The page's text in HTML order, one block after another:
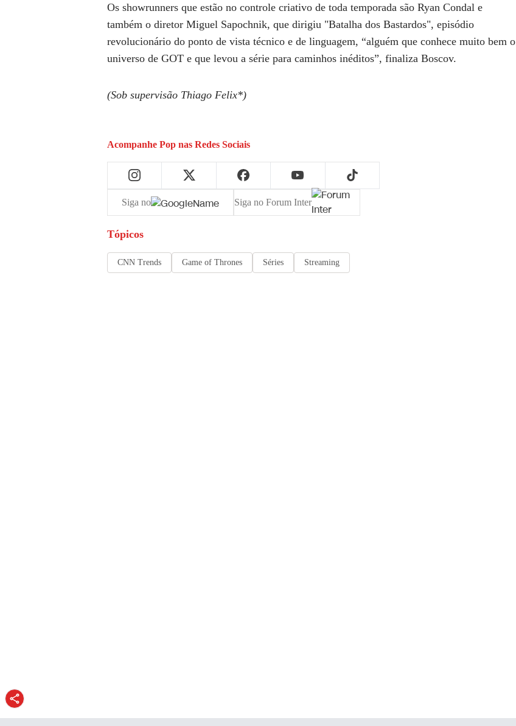
Os showrunners que estão no controle criativo de toda temporada são Ryan Condal e
também o diretor Miguel Sapochnik, que dirigiu "Batalha dos Bastardos", episódio
revolucionário do ponto de vista técnico e de linguagem, “alguém que conhece muito bem o
universo de GOT e que levou a série para caminhos inéditos”, finaliza Boscov.
(Sob supervisão Thiago Felix*)
Acompanhe Pop nas Redes Sociais
Siga no Siga no Forum Inter
Tópicos
CNN Trends Game of Thrones Séries Streaming